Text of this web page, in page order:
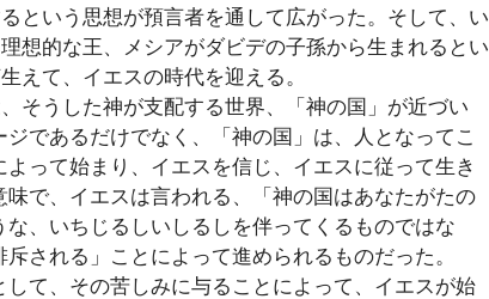
という思想が預言者を通して広がった。そして、い
想的な王、メシアがダビデの子孫から生まれるとい
えて、イエスの時代を迎える。
そうした神が支配する世界、「神の国」が近づい
であるだけでなく、「神の国」は、人となってこ
って始まり、イエスを信じ、イエスに従って生き
で、イエスは言われる、「神の国はあなたがたの
、いちじるしいしるしを伴ってくるものではな
される」ことによって進められるものだった。
て、その苦しみに与ることによって、イエスが始